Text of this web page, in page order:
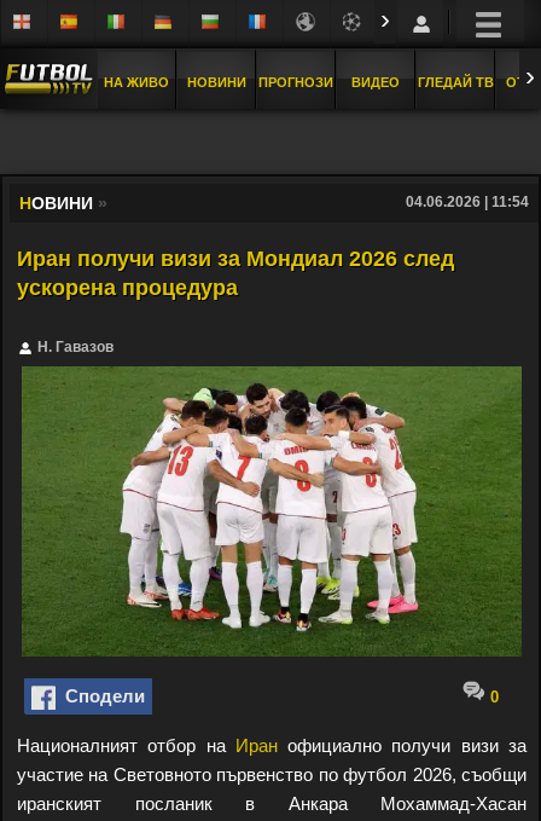
›
НА ЖИВО НОВИНИ ПРОГНОЗИ ВИДЕО ГЛЕДАЙ ТВ ›
НОВИНИ » 04.06.2026 | 11:54
Иран получи визи за Мондиал 2026 след
ускорена процедура
Н. Гавазов
Сподели 0
Националният отбор на Иранофициално получи визи за
участие на Световното първенство по футбол 2026, съобщи
иранският посланик в Анкара Мохаммад-Хасан